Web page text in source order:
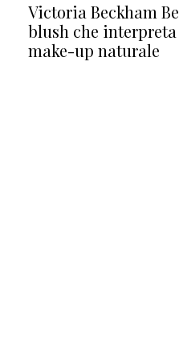
Victoria Beckham
blush che
make-up naturale